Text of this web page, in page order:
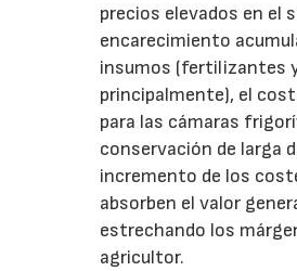
precios elevados en el
encarecimiento
insumos (fertilizantes
principalmente), el
para las cámaras
conservación de larga
incremento de los
absorben el valor
estrechando los
agricultor.